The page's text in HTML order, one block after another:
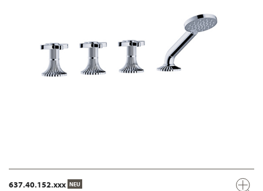
637.40.152.xxx NEU